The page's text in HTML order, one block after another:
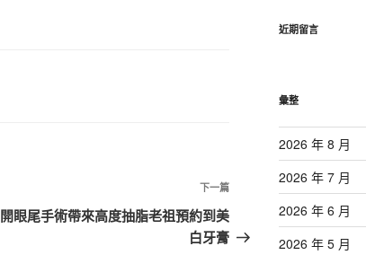
下
一
篇
下一篇
開眼尾手術帶來高度抽脂老祖預約到美
白牙膏
近期留言
彙整
2026 年 8 月
2026 年 7 月
2026 年 6 月
2026 年 5 月